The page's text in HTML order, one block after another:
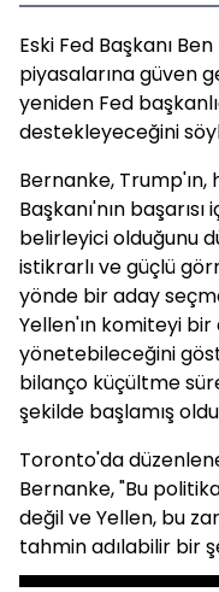
Eski Fed Başkanı
piyasalarına güven
yeniden Fed
destekleyeceğini
Bernanke, Trump'ın,
Başkanı'nın
belirleyici olduğunu
istikrarlı ve güçlü
yönde bir aday
Yellen'ın komiteyi bir
yönetebileceğini
bilanço küçültme
şekilde başlamış
Toronto'da
Bernanke, "Bu
değil ve Yellen, bu
tahmin adılabilir bir